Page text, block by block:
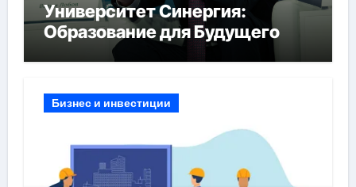
Университет Синергия:
Образование для Будущего
Бизнес и инвестиции